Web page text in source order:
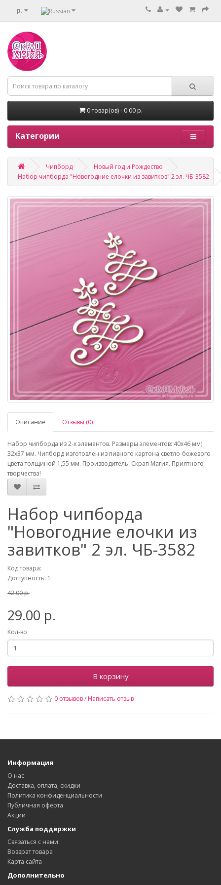
р.
0 товар(ов) - 0.00 р.
Категории
Чипборд
Новый год и Рождество
Набор чипборда "Новогодние елочки из завитков" 2 эл. ЧБ-3582
Описание Отзывы (0)
Набор чипборда из 2-х элементов. Размеры элементов: 40х46 мм;
32х37 мм. Чипборд изготовлен из пивного картона светло-бежевого
цвета толщиной 1,55 мм. Производитель: Скрап Магия. Приятного
творчества!
Набор чипборда
"Новогодние елочки из
завитков" 2 эл. ЧБ-3582
Код товара:
Доступность: 1
42.00 р.
29.00 р.
Кол-во
В корзину
0 отзывов/ Написать отзыв
Информация
О нас
Доставка, оплата, скидки
Политика конфиденциальности
Публичная оферта
Акции
Служба поддержки
Связаться с нами
Возврат товара
Карта сайта
Дополнительно